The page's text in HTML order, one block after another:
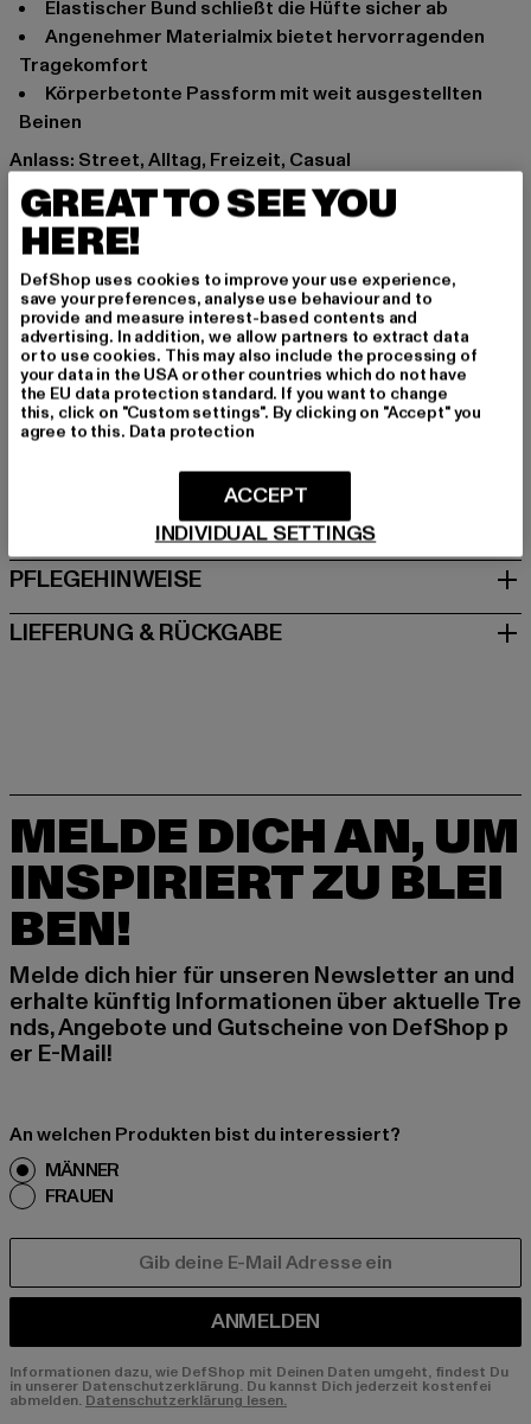
Elastischer Bund schließt die Hüfte sicher ab
Angenehmer Materialmix bietet hervorragenden
Tragekomfort
Körperbetonte Passform mit weit ausgestellten
Beinen
Anlass: Street, Alltag, Freizeit, Casual
Marke: Urban Classics
Kat.: Leggings
Farbe: schwarz
Hersteller Farbe: black
Materialzusammensetzung: 95% Baumwolle
Art.Nr: TB5013-00007
Hersteller: TB International GmbH |info@tbint.de
Dr.-Robert-Murjahn-Straße 7 | 64372 Ober-Ramstadt |
DE
GRÖSSE & PASSFORM
PFLEGEHINWEISE
LIEFERUNG & RÜCKGABE
MELDE DICH AN, UM
INSPIRIERT ZU BLEI
BEN!
Melde dich hier für unseren Newsletter an und
erhalte künftig Informationen über aktuelle Tre
nds, Angebote und Gutscheine von DefShop p
er E-Mail!
An welchen Produkten bist du interessiert?
MÄNNER
FRAUEN
ANMELDEN
Informationen dazu, wie DefShop mit Deinen Daten umgeht, findest Du
in unserer Datenschutzerklärung. Du kannst Dich jederzeit kostenfei
abmelden. Datenschutzerklärung lesen.
GREAT TO SEE YOU
HERE!
DefShop uses cookies to improve your use experience,
save your preferences, analyse use behaviour and to
provide and measure interest-based contents and
advertising. In addition, we allow partners to extract data
or to use cookies. This may also include the processing of
your data in the USA or other countries which do not have
the EU data protection standard. If you want to change
this, click on "Custom settings". By clicking on "Accept" you
agree to this. Data protection
INDIVIDUAL SETTINGS
ACCEPT